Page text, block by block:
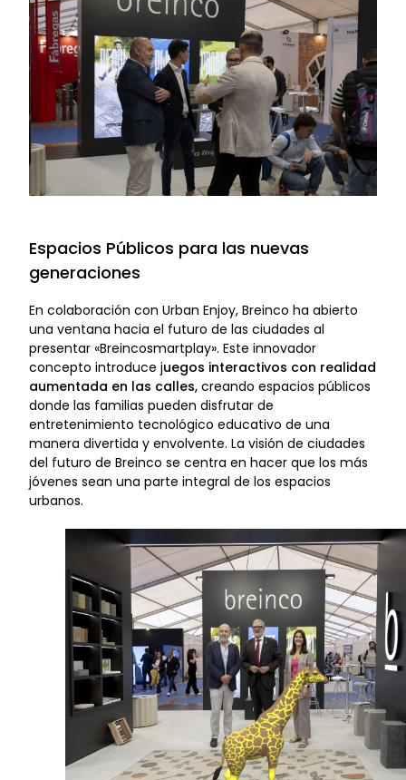
Espacios Públicos para las nuevas
generaciones
En colaboración con Urban Enjoy, Breinco ha abierto
una ventana hacia el futuro de las ciudades al
presentar «Breincosmartplay». Este innovador
concepto introduce juegos interactivos con realidad
aumentada en las calles, creando espacios públicos
donde las familias pueden disfrutar de
entretenimiento tecnológico educativo de una
manera divertida y envolvente. La visión de ciudades
del futuro de Breinco se centra en hacer que los más
jóvenes sean una parte integral de los espacios
urbanos.